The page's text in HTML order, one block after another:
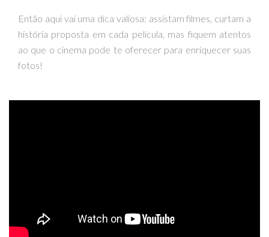
Então aqui vai uma dica valiosa: assistam filmes, curtam a
história proposta em cada película, mas fiquem atentos
ao que o cinema pode te oferecer para enriquecer suas
fotos!